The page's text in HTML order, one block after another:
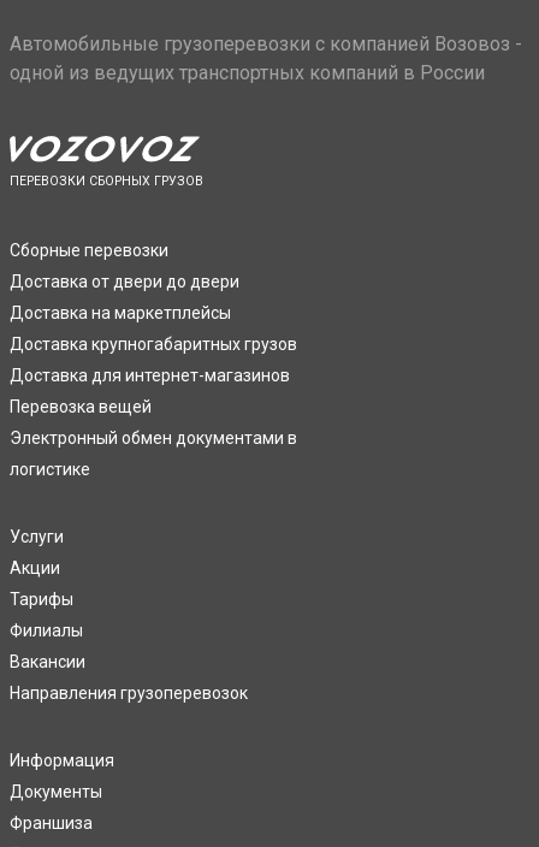
Автомобильные грузоперевозки с компанией Возовоз -
одной из ведущих транспортных компаний в России
ПЕРЕВОЗКИ СБОРНЫХ ГРУЗОВ
Сборные перевозки
Доставка от двери до двери
Доставка на маркетплейсы
Доставка крупногабаритных грузов
Доставка для интернет-магазинов
Перевозка вещей
Электронный обмен документами в
логистике
Услуги
Акции
Тарифы
Филиалы
Вакансии
Направления грузоперевозок
Информация
Документы
Франшиза